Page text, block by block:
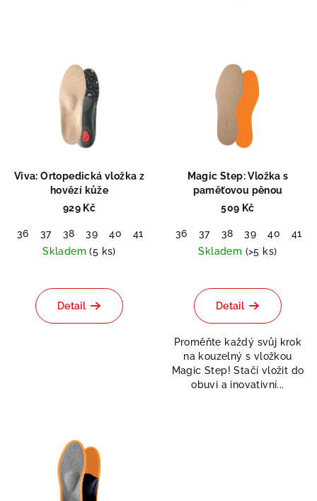
Viva: Ortopedická vložka z
hovězí kůže
929 Kč
36 37 38 39 40 41 43 44 45 46 47
48
Skladem(5 ks)
hodnocení
produktu
Detail
Magic Step: Vložka s
paměťovou pěnou
509 Kč
36 37 38 39 40 41
Skladem (>5 ks)
Detail
Proměňte každý svůj krok
na kouzelný s vložkou
Magic Step! Stačí vložit do
obuvi a inovativní...